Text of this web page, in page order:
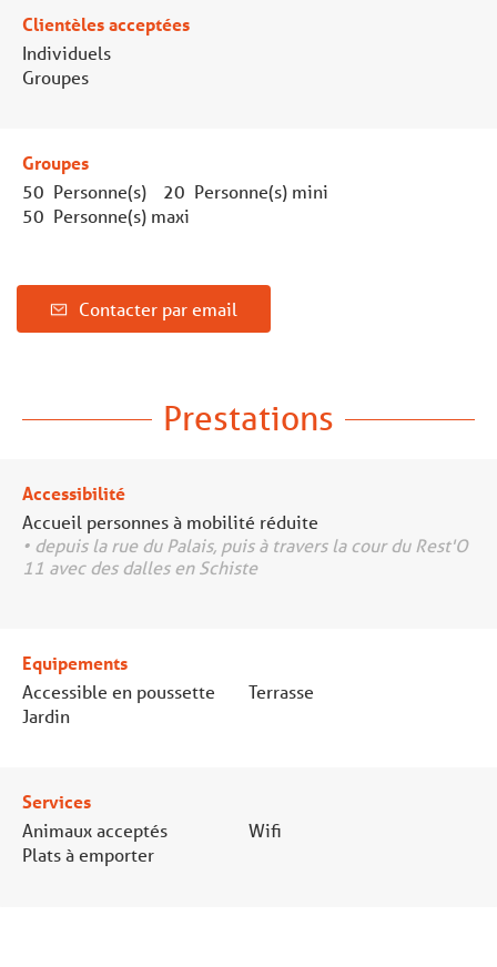
Clientèles acceptées
Individuels
Groupes
Groupes
50 Personne(s)
20 Personne(s) mini
50 Personne(s) maxi
Contacter par email
Prestations
Accessibilité
Accueil personnes à mobilité réduite
• depuis la rue du Palais, puis à travers la cour du Rest'O
11 avec des dalles en Schiste
Equipements
Accessible en poussette
Jardin
Terrasse
Services
Animaux acceptés
Plats à emporter
Wifi